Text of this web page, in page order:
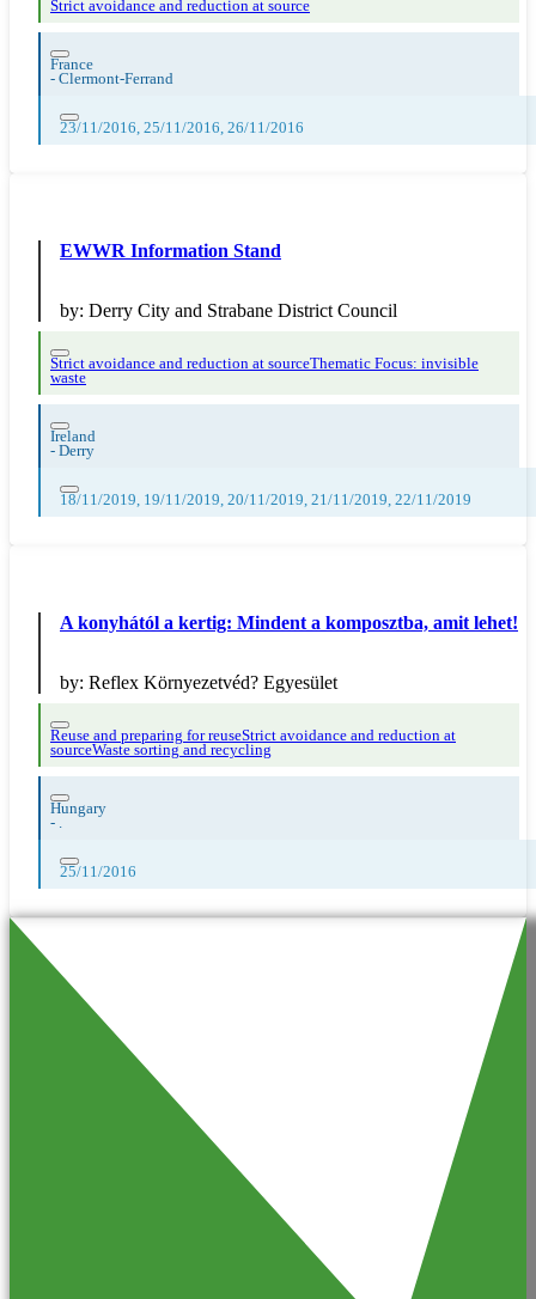
Strict avoidance and reduction at source
France
- Clermont-Ferrand
23/11/2016, 25/11/2016, 26/11/2016
EWWR Information Stand
by: Derry City and Strabane District Council
Strict avoidance and reduction at sourceThematic Focus: invisible
waste
Ireland
- Derry
18/11/2019, 19/11/2019, 20/11/2019, 21/11/2019, 22/11/2019
A konyhától a kertig: Mindent a komposztba, amit lehet!
by: Reflex Környezetvéd? Egyesület
Reuse and preparing for reuseStrict avoidance and reduction at
sourceWaste sorting and recycling
Hungary
- .
25/11/2016